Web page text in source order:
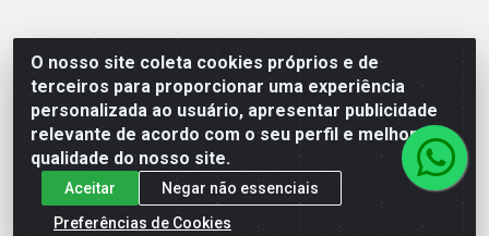
O nosso site coleta cookies próprios e de
terceiros para proporcionar uma experiência
personalizada ao usuário, apresentar publicidade
relevante de acordo com o seu perfil e melhorar a
qualidade do nosso site.
Aceitar
Negar não essenciais
Preferências de Cookies
Polimold Industrial Ltda - Estrada dos Casa, 4585 – São
Bernardo do Campo / SP – CEP: 09.840-000 - CNPJ
44.106.466/0001-41